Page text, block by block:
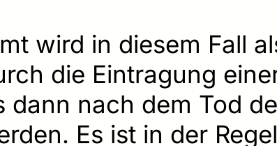
wird in diesem Fall
die Eintragung
dann nach dem Tod
Es ist in der Regel